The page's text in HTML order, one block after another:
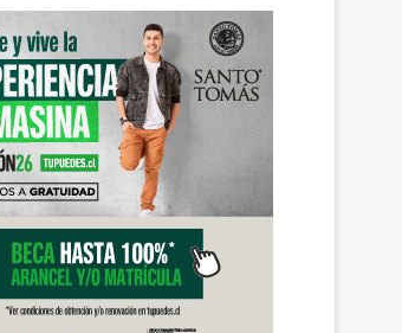
agosto 5, 2026
mantiene
la ayuda en
afectadas por el
agosto 6, 2026
PDI Temuco llama a bloquear teléfonos robados para proteger la información personal y combatir el mercado ilegal